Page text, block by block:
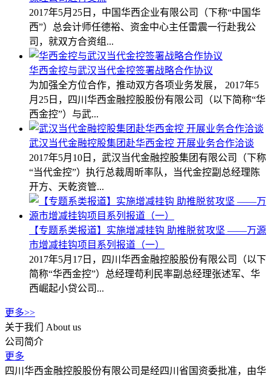
2017年5月25日，中国华西企业有限公司（下称“中国华
西”）总会计师任德裕、资金中心主任雷震一行赴我公
司，就双方合资组...
华西金控与武汉当代金控签署战略合作协议
为加强全方位合作，推动双方各项业务发展， 2017年5
月25日，四川华西金融控股股份有限公司（以下简称“华
西金控”）与武...
武汉当代金融控股集团赴华西金控 开展业务合作洽谈
2017年5月10日，武汉当代金融控股集团有限公司（下称
“当代金控”）执行总裁周昕率队，当代金控副总经理陈
开方、天乾资管...
【专题系类报道】实施增减挂钩 助推脱贫攻坚 ——万源
市增减挂钩项目系列报道（一）
2017年5月17日，四川华西金融控股股份有限公司（以下
简称“华西金控”）总经理苟利民率副总经理张述军、华
西崛起小贷公司...
更多>>
关于我们
About us
公司简介
更多
四川华西金融控股股份有限公司是经四川省国资委批准，由华